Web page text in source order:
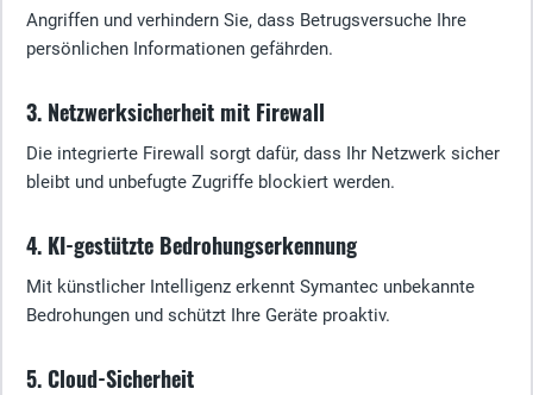
Angriffen und verhindern Sie, dass Betrugsversuche Ihre
persönlichen Informationen gefährden.
3. Netzwerksicherheit mit Firewall
Die integrierte Firewall sorgt dafür, dass Ihr Netzwerk sicher
bleibt und unbefugte Zugriffe blockiert werden.
4. KI-gestützte Bedrohungserkennung
Mit künstlicher Intelligenz erkennt Symantec unbekannte
Bedrohungen und schützt Ihre Geräte proaktiv.
5. Cloud-Sicherheit